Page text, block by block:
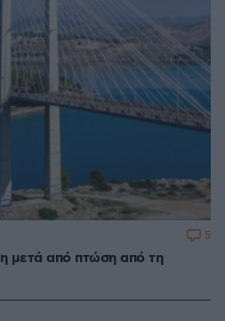
μετά από πτώση από τη
5